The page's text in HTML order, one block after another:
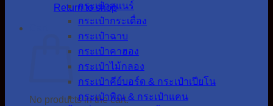
Return to shop
No products in the cart.
กระเป๋าสแนร์
กระเป๋ากระเดื่อง
กระเป๋าฉาบ
กระเป๋าคาฮอง
กระเป๋าไม้กลอง
กระเป๋าคีย์บอร์ด & กระเป๋าเปียโน
กระเป๋าพิณ & กระเป๋าแคน